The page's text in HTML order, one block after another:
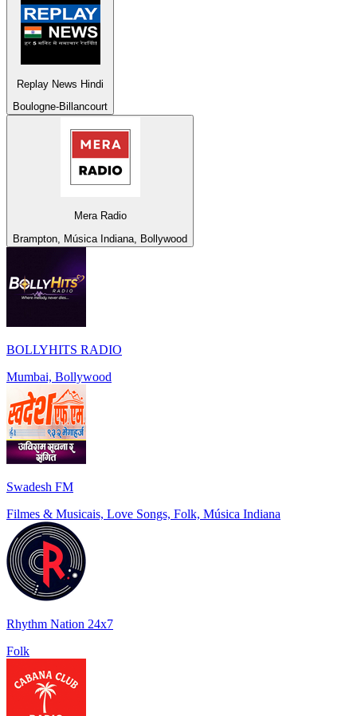
Replay News Hindi
Boulogne-Billancourt
Mera Radio
Brampton, Música Indiana, Bollywood
BOLLYHITS RADIO
Mumbai, Bollywood
Swadesh FM
Filmes & Musicais, Love Songs, Folk, Música Indiana
Rhythm Nation 24x7
Folk